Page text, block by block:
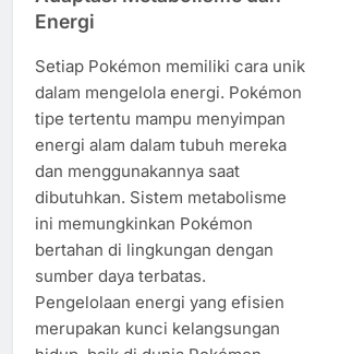
Energi
Setiap Pokémon memiliki cara unik
dalam mengelola energi. Pokémon
tipe tertentu mampu menyimpan
energi alam dalam tubuh mereka
dan menggunakannya saat
dibutuhkan. Sistem metabolisme
ini memungkinkan Pokémon
bertahan di lingkungan dengan
sumber daya terbatas.
Pengelolaan energi yang efisien
merupakan kunci kelangsungan